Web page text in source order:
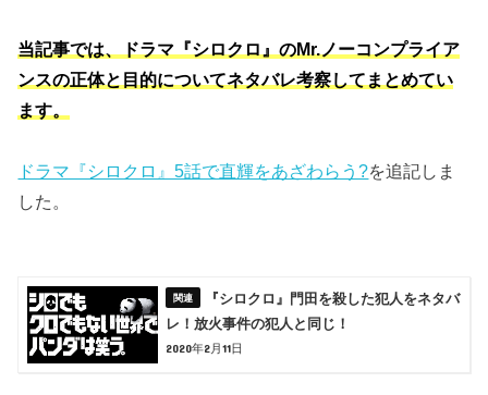
当記事では、ドラマ『シロクロ』のMr.ノーコンプライア
ンスの正体と目的についてネタバレ考察してまとめてい
ます。
ドラマ『シロクロ』5話で直輝をあざわらう?を追記しま
した。
『シロクロ』門田を殺した犯人をネタバ
レ！放火事件の犯人と同じ！
2020年2月11日